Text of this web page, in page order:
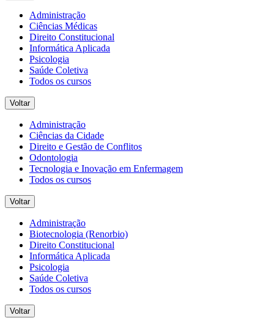
Administração
Ciências Médicas
Direito Constitucional
Informática Aplicada
Psicologia
Saúde Coletiva
Todos os cursos
Voltar
Administração
Ciências da Cidade
Direito e Gestão de Conflitos
Odontologia
Tecnologia e Inovação em Enfermagem
Todos os cursos
Voltar
Administração
Biotecnologia (Renorbio)
Direito Constitucional
Informática Aplicada
Psicologia
Saúde Coletiva
Todos os cursos
Voltar